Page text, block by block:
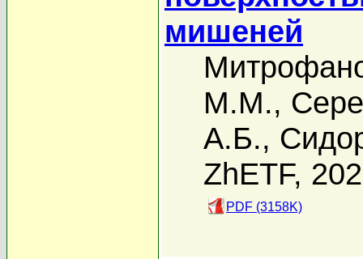
мишеней
М.М.,
А.Б.,
ZhETF,
PDF (3158K)